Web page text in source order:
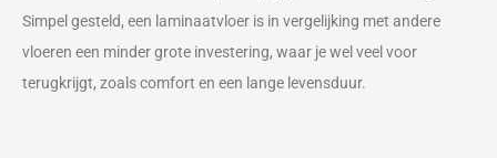
Simpel gesteld, een laminaatvloer is in vergelijking met andere
vloeren een minder grote investering, waar je wel veel voor
terugkrijgt, zoals comfort en een lange levensduur.